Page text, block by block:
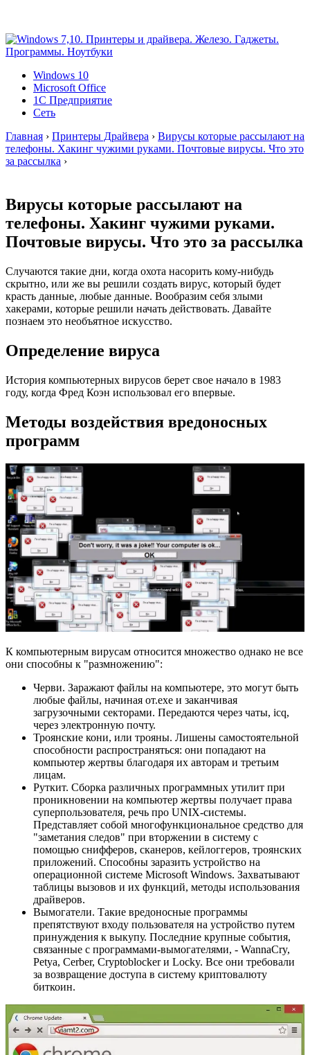
Windows 10
Microsoft Office
1C Предприятие
Сеть
Главная › Принтеры Драйвера › Вирусы которые рассылают на
телефоны. Хакинг чужими руками. Почтовые вирусы. Что это
за рассылка ›
Вирусы которые рассылают на
телефоны. Хакинг чужими руками.
Почтовые вирусы. Что это за рассылка
Случаются такие дни, когда охота насорить кому-нибудь
скрытно, или же вы решили создать вирус, который будет
красть данные, любые данные. Вообразим себя злыми
хакерами, которые решили начать действовать. Давайте
познаем это необъятное искусство.
Определение вируса
История компьютерных вирусов берет свое начало в 1983
году, когда Фред Коэн использовал его впервые.
Методы воздействия вредоносных
программ
К компьютерным вирусам относится множество однако не все
они способны к "размножению":
Черви. Заражают файлы на компьютере, это могут быть
любые файлы, начиная от.exe и заканчивая
загрузочными секторами. Передаются через чаты, icq,
через электронную почту.
Троянские кони, или трояны. Лишены самостоятельной
способности распространяться: они попадают на
компьютер жертвы благодаря их авторам и третьим
лицам.
Руткит. Сборка различных программных утилит при
проникновении на компьютер жертвы получает права
суперпользователя, речь про UNIX-системы.
Представляет собой многофункциональное средство для
"заметания следов" при вторжении в систему с
помощью снифферов, сканеров, кейлоггеров, троянских
приложений. Способны заразить устройство на
операционной системе Microsoft Windows. Захватывают
таблицы вызовов и их функций, методы использования
драйверов.
Вымогатели. Такие вредоносные программы
препятствуют входу пользователя на устройство путем
принуждения к выкупу. Последние крупные события,
связанные с программами-вымогателями, - WannaCry,
Petya, Cerber, Cryptoblocker и Locky. Все они требовали
за возвращение доступа в систему криптовалюту
биткоин.